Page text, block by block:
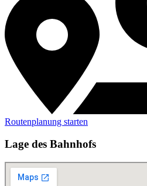
Routenplanung starten
Lage des Bahnhofs